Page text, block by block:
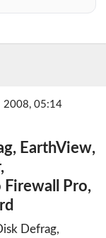
2008, 05:14
EarthView,
Firewall Pro,
Defrag,